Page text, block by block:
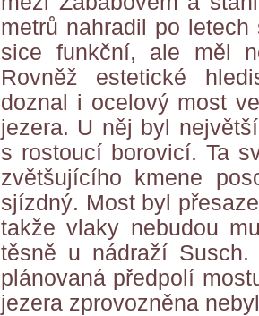
metrů nahradil po
sice funkční, ale měl
Rovněž estetické
doznal i ocelový most
jezera. U něj byl
s rostoucí borovicí. Ta
zvětšujícího kmene
sjízdný. Most byl
takže vlaky nebudou
těsně u nádraží Susch.
plánovaná předpolí
jezera zprovozněna